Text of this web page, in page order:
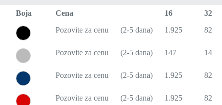
Boja Cena 16
32
Pozovite za cenu
(2-5 dana) 1.925 823
Pozovite za cenu (2-5 dana) 147 147
Pozovite za cenu (2-5 dana) 1.925 823
Pozovite za cenu (2-5 dana) 1.925 823